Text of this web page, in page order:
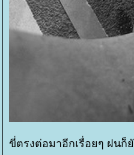
ขี่ตรงต่อมาอีกเรื่อยๆ ฝน